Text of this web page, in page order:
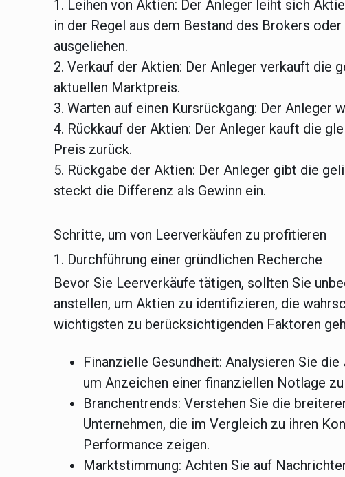
1. Leihen von Aktien: Der Anleger leiht sich
in der Regel aus dem Bestand des Brokers
ausgeliehen.
2. Verkauf der Aktien: Der Anleger verkauft die
aktuellen Marktpreis.
3. Warten auf einen Kursrückgang: Der Anleger
4. Rückkauf der Aktien: Der Anleger kauft die
Preis zurück.
5. Rückgabe der Aktien: Der Anleger gibt die
steckt die Differenz als Gewinn ein.
Schritte, um von Leerverkäufen zu profitieren
1. Durchführung einer gründlichen Recherche
Bevor Sie Leerverkäufe tätigen, sollten Sie
anstellen, um Aktien zu identifizieren, die
wichtigsten zu berücksichtigenden Faktoren
Finanzielle Gesundheit: Analysieren Sie die
um Anzeichen einer finanziellen Notlage zu
Branchentrends: Verstehen Sie die
Unternehmen, die im Vergleich zu ihren
Performance zeigen.
Marktstimmung: Achten Sie auf